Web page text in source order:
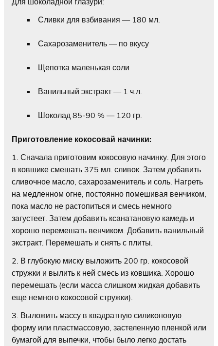
Сливки для взбивания — 180 мл.
Сахарозаменитель — по вкусу
Щепотка маленькая соли
Ванильный экстракт — 1 ч.л.
Шоколад 85-90 % — 120 гр.
Приготовление кокосовай начинки:
1. Сначала приготовим кокосовую начинку. Для этого
в ковшике смешать 375 мл. сливок. Затем добавить
сливочное масло, сахарозаменитель и соль. Нагреть
на медленном огне, постоянно помешивая венчиком,
пока масло не растопиться и смесь немного
загустеет. Затем добавить ксанатановую камедь и
хорошо перемешать венчиком. Добавить ванильный
экстракт. Перемешать и снять с плиты.
2. В глубокую миску выложить 200 гр. кокосовой
стружки и вылить к ней смесь из ковшика. Хорошо
перемешать (если масса слишком жидкая добавить
еще немного кокосовой стружки).
3. Выложить массу в квадратную силиконовую
форму или пластмассовую, застеленную пленкой или
бумагой для выпечки, чтобы было легко достать